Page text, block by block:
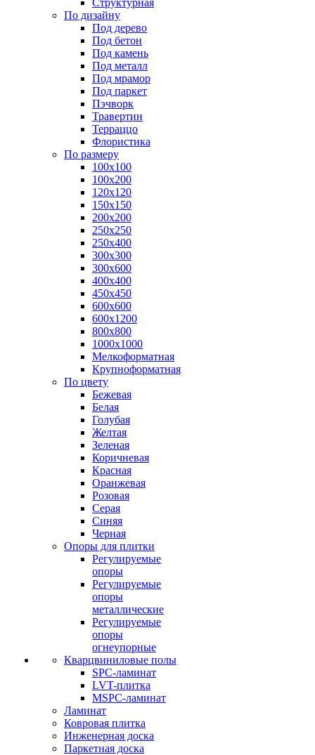
Структурная
По дизайну
Под дерево
Под бетон
Под камень
Под металл
Под мрамор
Под паркет
Пэчворк
Травертин
Терраццо
Флористика
По размеру
100х100
100х200
120х120
150х150
200х200
250х250
250х400
300х300
300х600
400х400
450х450
600х600
600х1200
800х800
1000х1000
Мелкоформатная
Крупноформатная
По цвету
Бежевая
Белая
Голубая
Желтая
Зеленая
Коричневая
Красная
Оранжевая
Розовая
Серая
Синяя
Черная
Опоры для плитки
Регулируемые
опоры
Регулируемые
опоры
металлические
Регулируемые
опоры
огнеупорные
Кварцвиниловые полы
SPC-ламинат
LVT-плитка
MSPC-ламинат
Ламинат
Ковровая плитка
Инженерная доска
Паркетная доска